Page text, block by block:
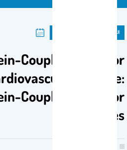
المنشورات
Coupled Receptor
Disease:
Coupled Receptor
Kinases